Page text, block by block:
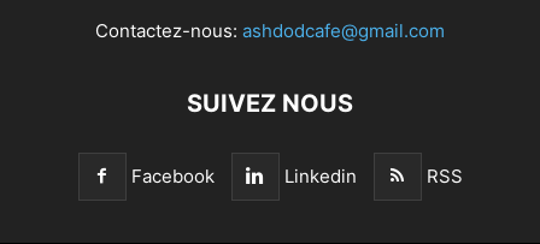
Contactez-nous: ashdodcafe@gmail.com
SUIVEZ NOUS
Facebook Linkedin RSS